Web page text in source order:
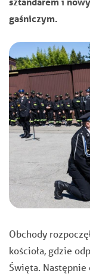
gaśniczym.
Obchody
kościoła, gdzie
Święta. Następnie